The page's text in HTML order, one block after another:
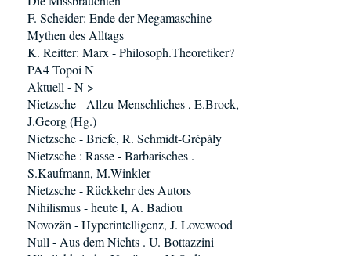
F. Scheider: Ende der Megamaschine
Mythen des Alltags
K. Reitter: Marx - Philosoph.Theoretiker?
PA4 Topoi N
Aktuell - N >
Nietzsche - Allzu-Menschliches , E.Brock,
J.Georg (Hg.)
Nietzsche - Briefe, R. Schmidt-Grépály
Nietzsche : Rasse - Barbarisches .
S.Kaufmann, M.Winkler
Nietzsche - Rückkehr des Autors
Nihilismus - heute I, A. Badiou
Novozän - Hyperintelligenz, J. Lovewood
Null - Aus dem Nichts . U. Bottazzini